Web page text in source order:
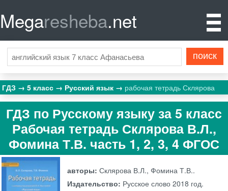
Megaresheba.net
ГДЗ 5 класс Русский язык рабочая тетрадь Склярова
ГДЗ по Русскому языку за 5 класс
Рабочая тетрадь Склярова В.Л.,
Фомина Т.В. часть 1, 2, 3, 4 ФГОС
авторы:Склярова В.Л., Фомина Т.В..
Издательство: Русское слово 2018 год.